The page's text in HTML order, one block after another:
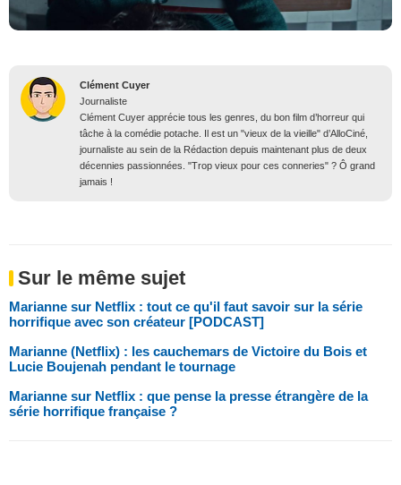
Clément Cuyer
Journaliste
Clément Cuyer apprécie tous les genres, du bon film d’horreur qui
tâche à la comédie potache. Il est un "vieux de la vieille" d’AlloCiné,
journaliste au sein de la Rédaction depuis maintenant plus de deux
décennies passionnées. "Trop vieux pour ces conneries" ? Ô grand
jamais !
Sur le même sujet
Marianne sur Netflix : tout ce qu'il faut savoir sur la série
horrifique avec son créateur [PODCAST]
Marianne (Netflix) : les cauchemars de Victoire du Bois et
Lucie Boujenah pendant le tournage
Marianne sur Netflix : que pense la presse étrangère de la
série horrifique française ?